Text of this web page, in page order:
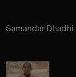
Samandar Dhadhi